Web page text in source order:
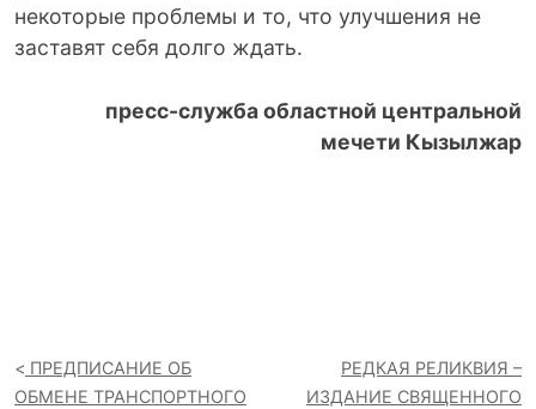
некоторые проблемы и то, что улучшения не
заставят себя долго ждать.
пресс-служба областной центральной
мечети Кызылжар
ПРЕДПИСАНИЕ ОБ
ОБМЕНЕ ТРАНСПОРТНОГО
РЕДКАЯ РЕЛИКВИЯ –
ИЗДАНИЕ СВЯЩЕННОГО